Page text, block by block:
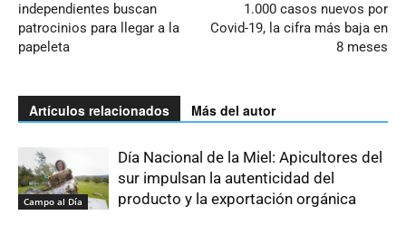
independientes buscan
patrocinios para llegar a la
papeleta
1.000 casos nuevos por
Covid-19, la cifra más baja en
8 meses
Artículos relacionados Más del autor
Campo al Día
Día Nacional de la Miel: Apicultores del
sur impulsan la autenticidad del
producto y la exportación orgánica